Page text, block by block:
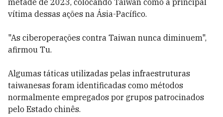
vítima dessas ações na Ásia-Pacífico.
"As ciberoperações contra Taiwan nunca diminuem",
afirmou Tu.
Algumas táticas utilizadas pelas infraestruturas
taiwanesas foram identificadas como métodos
normalmente empregados por grupos patrocinados
pelo Estado chinês.